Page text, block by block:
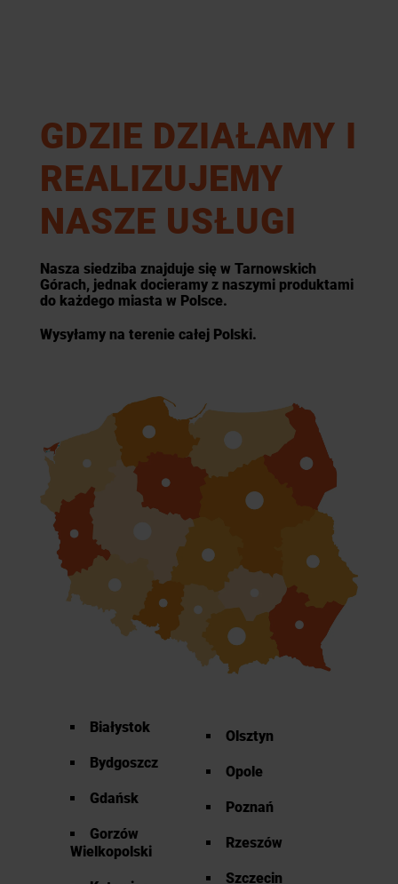
GDZIE DZIAŁAMY I
REALIZUJEMY
NASZE USŁUGI
Nasza siedziba znajduje się w Tarnowskich
Górach, jednak docieramy z naszymi produktami
do każdego miasta w Polsce.
Wysyłamy na terenie całej Polski.
Białystok
Bydgoszcz
Gdańsk
Gorzów
Wielkopolski
Olsztyn
Opole
Poznań
Rzeszów
Szczecin